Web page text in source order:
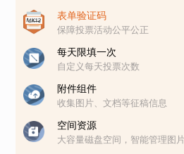
表单验证码
保障投票活动公平公正
每天限填一次
自定义每天投票次数
附件组件
收集图片、文档等征稿信息
空间资源
大容量磁盘空间，智能管理图